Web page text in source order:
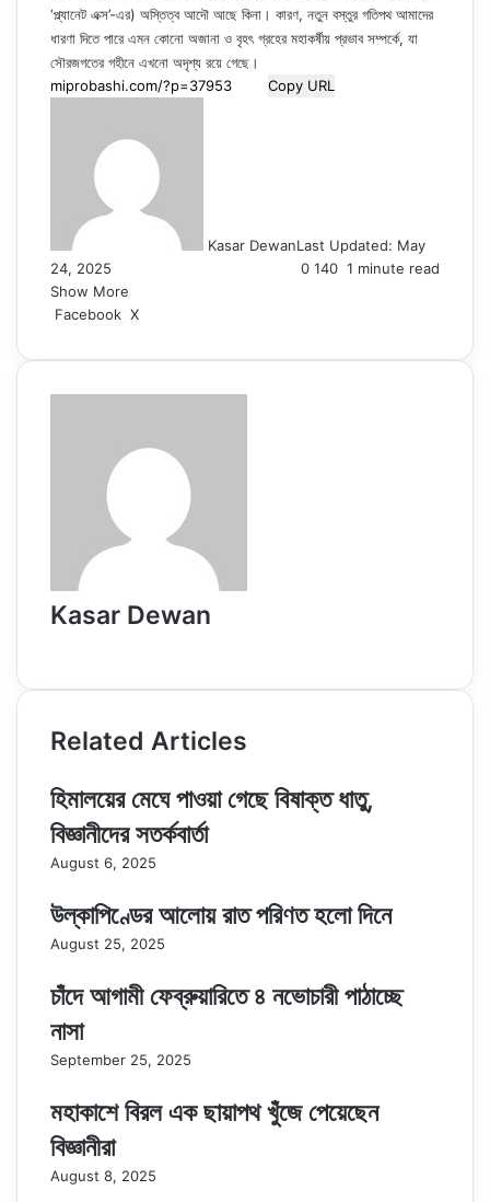
‘প্ল্যানেট এক্স’-এর) অস্তিত্ব আদৌ আছে কিনা। কারণ, নতুন বস্তুর গতিপথ আমাদের
ধারণা দিতে পারে এমন কোনো অজানা ও বৃহৎ গ্রহের মহাকর্ষীয় প্রভাব সম্পর্কে, যা
সৌরজগতের গহীনে এখনো অদৃশ্য রয়ে গেছে।
Copy URL
Kasar DewanLast Updated: May
24, 2025
0 140 1 minute read
Show More
Facebook X
Email
Kasar Dewan
Related Articles
হিমালয়ের মেঘে পাওয়া গেছে বিষাক্ত ধাতু,
বিজ্ঞানীদের সতর্কবার্তা
August 6, 2025
উল্কাপিণ্ডের আলোয় রাত পরিণত হলো দিনে
August 25, 2025
চাঁদে আগামী ফেব্রুয়ারিতে ৪ নভোচারী পাঠাচ্ছে
নাসা
September 25, 2025
মহাকাশে বিরল এক ছায়াপথ খুঁজে পেয়েছেন
বিজ্ঞানীরা
August 8, 2025